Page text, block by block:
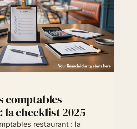
comptables
checklist 2025
restaurant : la